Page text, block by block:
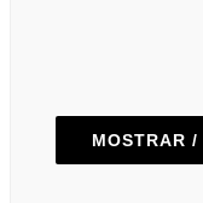
MOSTRAR /